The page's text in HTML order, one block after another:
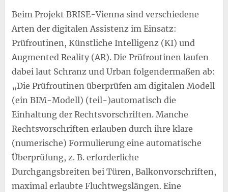
Beim Projekt BRISE-Vienna sind verschiedene
Arten der digitalen Assistenz im Einsatz:
Prüfroutinen, Künstliche Intelligenz (KI) und
Augmented Reality (AR). Die Prüfroutinen laufen
dabei laut Schranz und Urban folgendermaßen ab:
„Die Prüfroutinen überprüfen am digitalen Modell
(ein BIM-Modell) (teil-)automatisch die
Einhaltung der Rechtsvorschriften. Manche
Rechtsvorschriften erlauben durch ihre klare
(numerische) Formulierung eine automatische
Überprüfung, z. B. erforderliche
Durchgangsbreiten bei Türen, Balkonvorschriften,
maximal erlaubte Fluchtwegslängen. Eine